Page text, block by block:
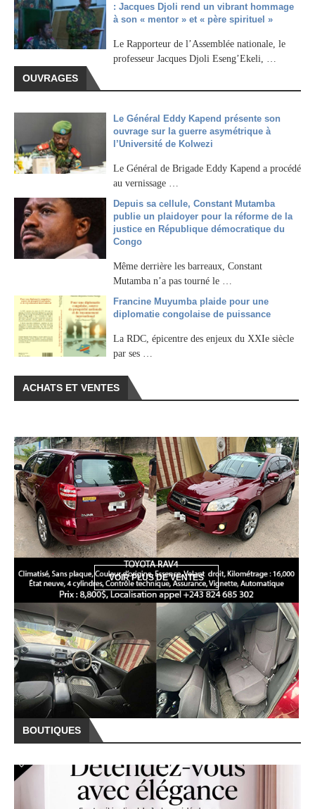
: Jacques Djoli rend un vibrant hommage
à son « mentor » et « père spirituel »
Le Rapporteur de l’Assemblée nationale, le
professeur Jacques Djoli Eseng’Ekeli, …
OUVRAGES
Le Général Eddy Kapend présente son
ouvrage sur la guerre asymétrique à
l’Université de Kolwezi
Le Général de Brigade Eddy Kapend a procédé
au vernissage …
Depuis sa cellule, Constant Mutamba
publie un plaidoyer pour la réforme de la
justice en République démocratique du
Congo
Même derrière les barreaux, Constant
Mutamba n’a pas tourné le …
Francine Muyumba plaide pour une
diplomatie congolaise de puissance
La RDC, épicentre des enjeux du XXIe siècle
par ses …
ACHATS ET VENTES
BOUTIQUES